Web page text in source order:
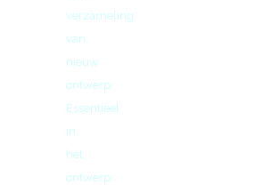
verzameling
van
nieuw
ontwerp.
Essentieel
in
het
ontwerp